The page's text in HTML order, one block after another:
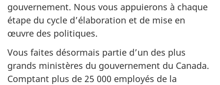
gouvernement. Nous vous appuierons à chaque
étape du cycle d’élaboration et de mise en
œuvre des politiques.
Vous faites désormais partie d’un des plus
grands ministères du gouvernement du Canada.
Comptant plus de 25 000 employés de la